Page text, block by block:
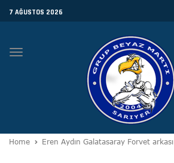
7 AĞUSTOS 2026
Toggle
Home Eren Aydın Galatasaray Forvet arkası